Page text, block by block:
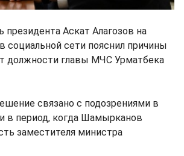
президента Аскат Алагозов на
социальной сети пояснил причины
должности главы МЧС Урматбека
связано с подозрениями в
в период, когда Шамырканов
заместителя министра